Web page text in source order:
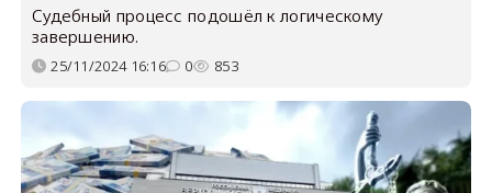
Судебный процесс подошёл к логическому
завершению.
25/11/2024 16:16 0 853